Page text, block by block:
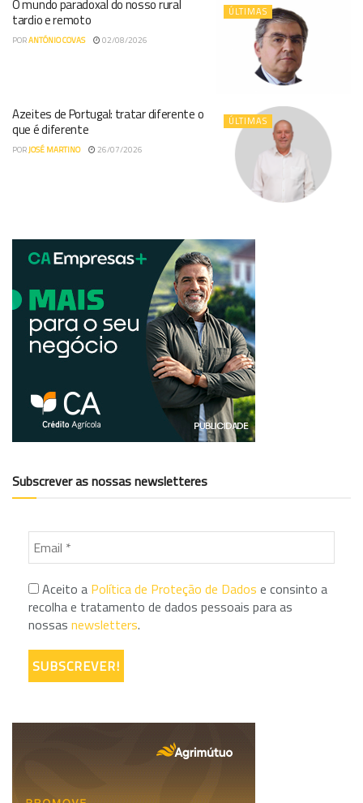
ÚLTIMAS
O mundo paradoxal do nosso rural
tardio e remoto
PORANTÓNIO COVAS 02/08/2026
ÚLTIMAS
Azeites de Portugal: tratar diferente o
que é diferente
PORJOSÉ MARTINO 26/07/2026
Subscrever as nossas newsletteres
Aceito a Política de Proteção de Dados e consinto a
recolha e tratamento de dados pessoais para as
nossas newsletters.